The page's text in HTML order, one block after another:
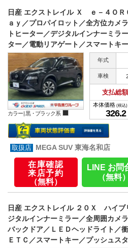
日産 エクストレイル Ｘ ｅ－４Ｏ
ａｙ／プロパイロット／全方位カメ
トヒーター／デジタルインナーミラ
ター／電動リアゲート／スマートキ
カラー |黒・ブラック系
年式
車検
支払総
本体価格 (税込)
326.2
MEGA SUV 東海名和店
在庫確認
来店予約
（無料）
LINE お問
（無料）
日産 エクストレイル ２０Ｘ ハイ
ジタルインナーミラー／全周囲カメ
バックドア／ＬＥＤヘッドライト／
ＥＴＣ／スマートキー／プッシュス